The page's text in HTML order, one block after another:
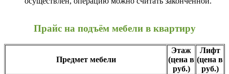
Прайс на подъём мебели в квартиру
Предмет мебели
Этаж
(цена в
руб.)
Лифт
(цена в
руб.)